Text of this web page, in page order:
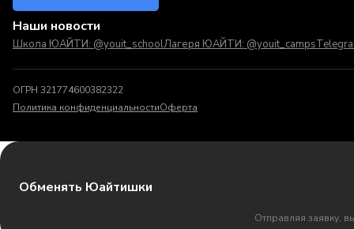
Наши новости
Школа ЮАЙТИ: @youit_schoolЛагеря ЮАЙТИ: @youit_camps
ОГРН 321774600382322
Политика конфиденциальностиОферта
Обменять Юайтишки
Отправляя заявку,